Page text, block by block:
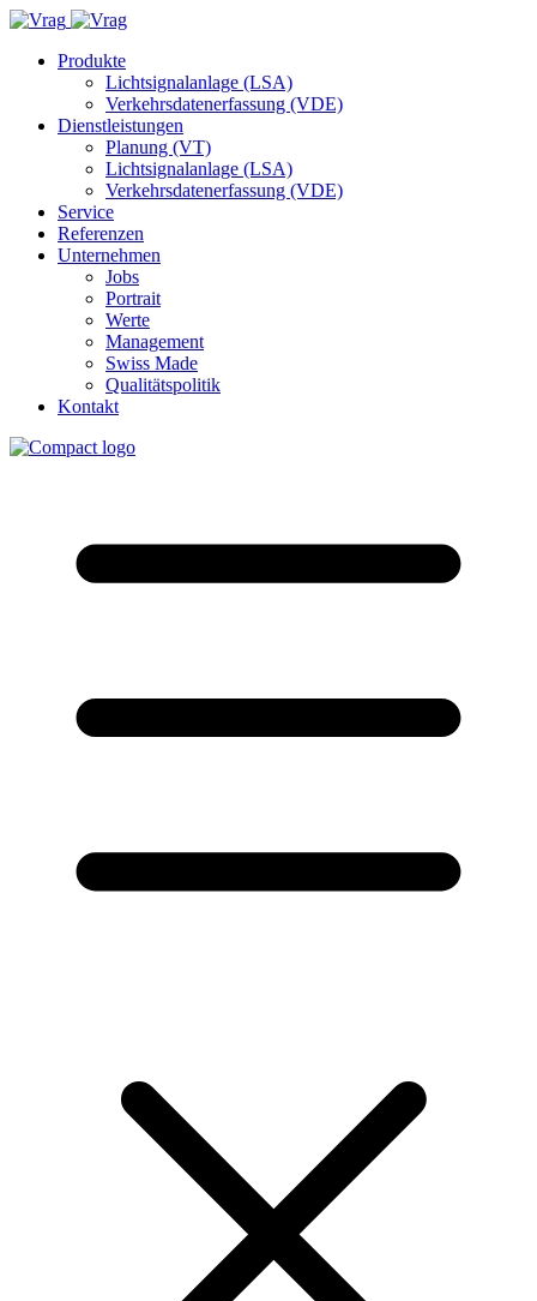
Produkte
Lichtsignalanlage (LSA)
Verkehrsdatenerfassung (VDE)
Dienstleistungen
Planung (VT)
Lichtsignalanlage (LSA)
Verkehrsdatenerfassung (VDE)
Service
Referenzen
Unternehmen
Jobs
Portrait
Werte
Management
Swiss Made
Qualitätspolitik
Kontakt